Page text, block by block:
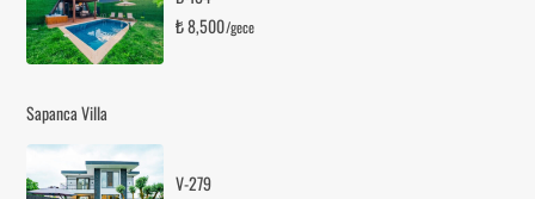
₺ 8,500/gece
Sapanca Villa
V-279